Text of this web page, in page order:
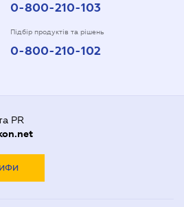
0-800-210-103
Підбір продуктів та рішень
0-800-210-102
PR